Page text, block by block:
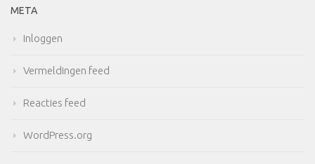
META
Inloggen
Vermeldingen feed
Reacties feed
WordPress.org